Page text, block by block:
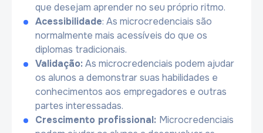
que desejam aprender no seu próprio ritmo.
Acessibilidade: As microcredenciais são
normalmente mais acessíveis do que os
diplomas tradicionais.
Validação:As microcredenciais podem ajudar
os alunos a demonstrar suas habilidades e
conhecimentos aos empregadores e outras
partes interessadas.
Crescimento profissional: Microcredenciais